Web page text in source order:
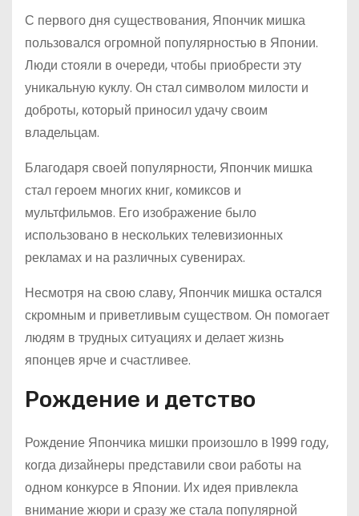
С первого дня существования, Япончик мишка
пользовался огромной популярностью в Японии.
Люди стояли в очереди, чтобы приобрести эту
уникальную куклу. Он стал символом милости и
доброты, который приносил удачу своим
владельцам.
Благодаря своей популярности, Япончик мишка
стал героем многих книг, комиксов и
мультфильмов. Его изображение было
использовано в нескольких телевизионных
рекламах и на различных сувенирах.
Несмотря на свою славу, Япончик мишка остался
скромным и приветливым существом. Он помогает
людям в трудных ситуациях и делает жизнь
японцев ярче и счастливее.
Рождение и детство
Рождение Япончика мишки произошло в 1999 году,
когда дизайнеры представили свои работы на
одном конкурсе в Японии. Их идея привлекла
внимание жюри и сразу же стала популярной